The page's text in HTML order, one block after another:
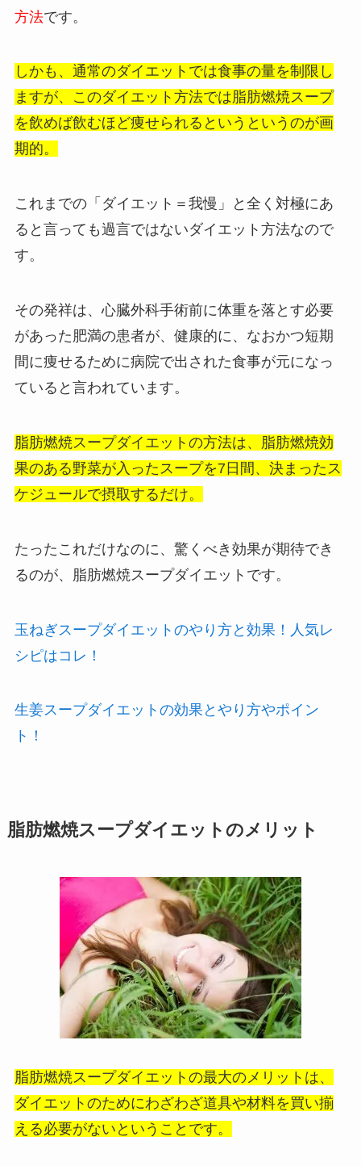
方法です。
しかも、通常のダイエットでは食事の量を制限し
ますが、このダイエット方法では脂肪燃焼スープ
を飲めば飲むほど痩せられるというというのが画
期的。
これまでの「ダイエット＝我慢」と全く対極にあ
ると言っても過言ではないダイエット方法なので
す。
その発祥は、心臓外科手術前に体重を落とす必要
があった肥満の患者が、健康的に、なおかつ短期
間に痩せるために病院で出された食事が元になっ
ていると言われています。
脂肪燃焼スープダイエットの方法は、脂肪燃焼効
果のある野菜が入ったスープを7日間、決まったス
ケジュールで摂取するだけ。
たったこれだけなのに、驚くべき効果が期待でき
るのが、脂肪燃焼スープダイエットです。
玉ねぎスープダイエットのやり方と効果！人気レ
シピはコレ！
生姜スープダイエットの効果とやり方やポイン
ト！
脂肪燃焼スープダイエットのメリット
脂肪燃焼スープダイエットの最大のメリットは、
ダイエットのためにわざわざ道具や材料を買い揃
える必要がないということです。